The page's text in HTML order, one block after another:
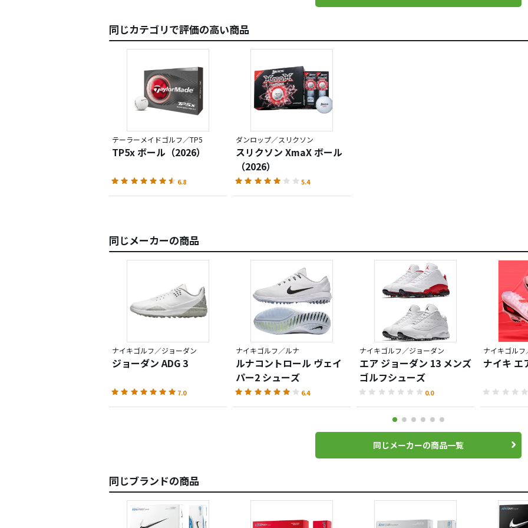
とでも言っておきましようか、、、（ま、それほどの腕前とは言えま
レッドはスピン量を抑えたい人にはいいかもしれませんね。
同じカテゴリで評価の高い商品
テーラーメイドゴルフ／TP5
TP5x ボール（2026）
6.8
ダンロップ／スリクソン
スリクソン XmaX ボール
（2026）
5.4
同じメーカーの商品
ナイキゴルフ／ジョーダン
ジョーダン ADG 3
7.0
ナイキゴルフ／ルナ
ルナコントロール ヴェイ
パー2 シューズ
6.4
ナイキゴルフ／ジョーダン
エア ジョーダン 13 メンズ
ゴルフシューズ
0.0
ナイキゴルフ
ナイキ エ
同じメーカーの商品一覧
同じブランドの商品